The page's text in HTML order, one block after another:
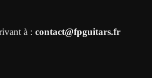
à : contact@fpguitars.fr